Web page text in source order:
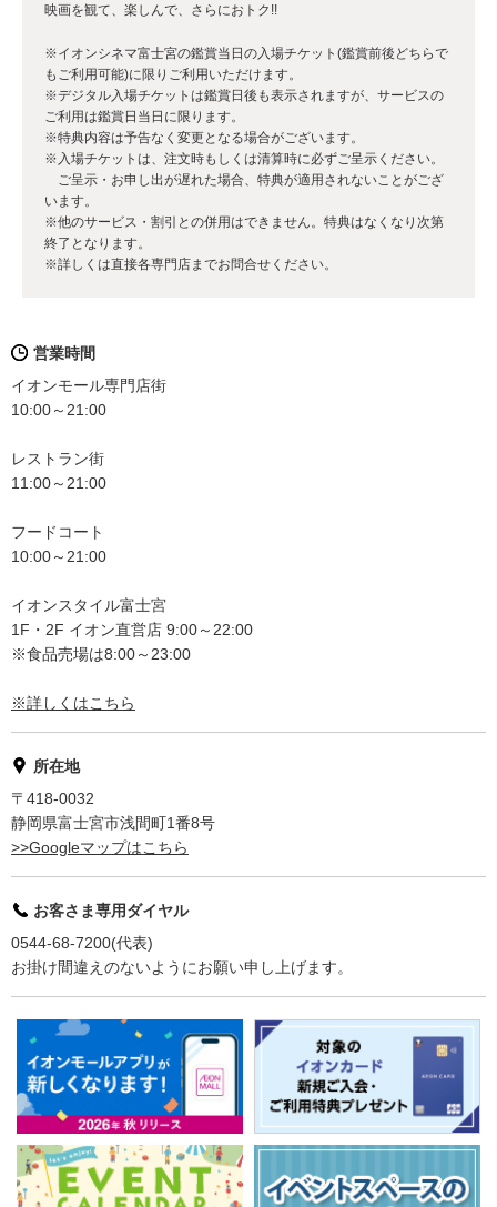
映画を観て、楽しんで、さらにおトク!!
※イオンシネマ富士宮の鑑賞当日の入場チケット(鑑賞前後どちらで
もご利用可能)に限りご利用いただけます。
※デジタル入場チケットは鑑賞日後も表示されますが、サービスの
ご利用は鑑賞日当日に限ります。
※特典内容は予告なく変更となる場合がございます。
※入場チケットは、注文時もしくは清算時に必ずご呈示ください。
ご呈示・お申し出が遅れた場合、特典が適用されないことがござ
います。
※他のサービス・割引との併用はできません。特典はなくなり次第
終了となります。
※詳しくは直接各専門店までお問合せください。
営業時間
イオンモール専門店街
10:00～21:00
レストラン街
11:00～21:00
フードコート
10:00～21:00
イオンスタイル富士宮
1F・2F イオン直営店 9:00～22:00
※食品売場は8:00～23:00
※詳しくはこちら
所在地
〒418-0032
静岡県富士宮市浅間町1番8号
>>Googleマップはこちら
お客さま専用ダイヤル
0544-68-7200(代表)
お掛け間違えのないようにお願い申し上げます。